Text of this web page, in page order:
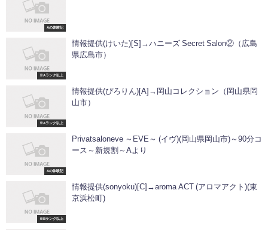
Aの体験記
※Aランク以上
情報提供(けいた)[S]→ハニーズ Secret Salon②（広島
県広島市）
※Aランク以上
情報提供(ぴろりん)[A]→岡山コレクション（岡山県岡
山市）
Aの体験記
Privatsaloneve ～EVE～ (イヴ)(岡山県岡山市)～90分コ
ース～新規割～Aより
※Bランク以上
情報提供(sonyoku)[C]→aroma ACT (アロマアクト)(東
京浜松町)